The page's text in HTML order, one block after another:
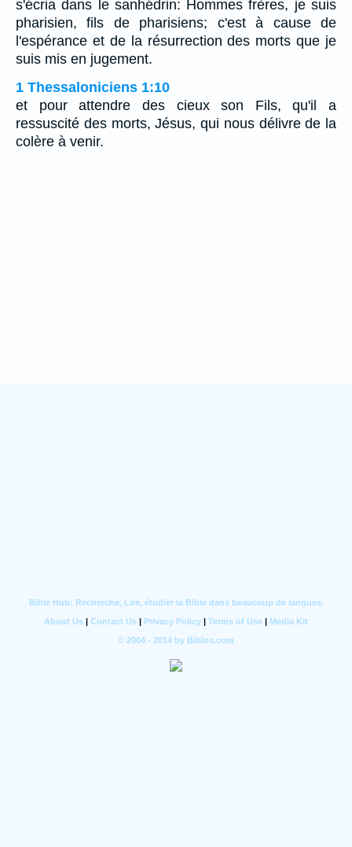
s'écria dans le sanhédrin: Hommes frères, je suis
pharisien, fils de pharisiens; c'est à cause de
l'espérance et de la résurrection des morts que je
suis mis en jugement.
1 Thessaloniciens 1:10
et pour attendre des cieux son Fils, qu'il a
ressuscité des morts, Jésus, qui nous délivre de la
colère à venir.